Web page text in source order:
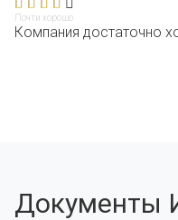
Почти хорошо
Компания достаточно
Документы